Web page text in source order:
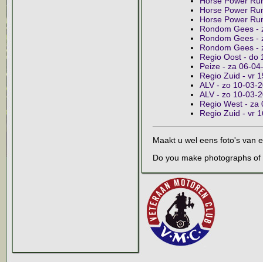
Horse Power
Horse Power
Rondom Gees -
Rondom Gees -
Rondom Gees -
Regio Oost - do
Peize - za 06-
Regio Zuid - vr
ALV - zo 10-03-
ALV - zo 10-03-
Regio West - za
Regio Zuid - vr
Maakt u wel eens foto's van
Do you make photographs